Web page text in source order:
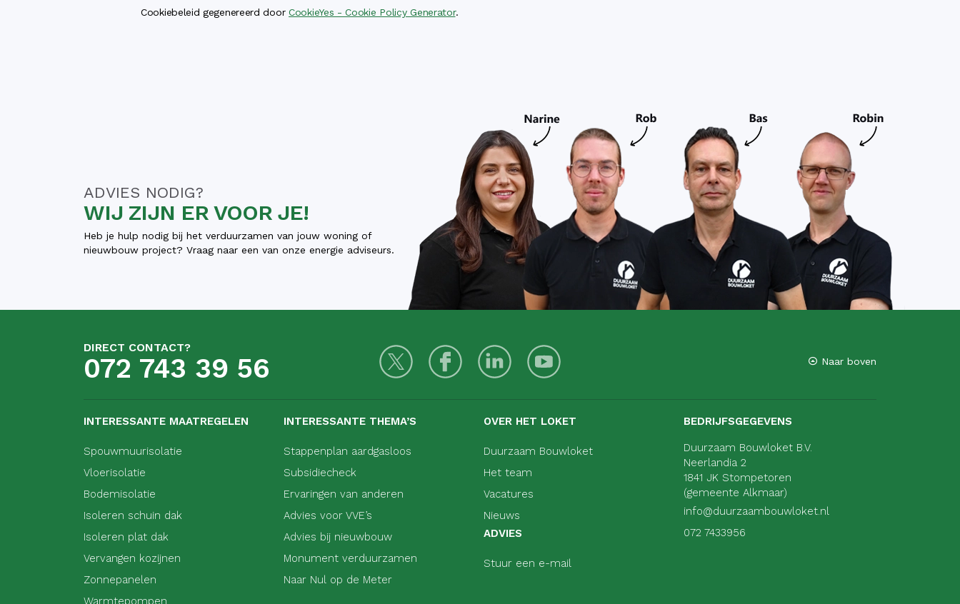
Cookiebeleid gegenereerd door CookieYes - Cookie Policy Generator.
ADVIES NODIG?
WIJ ZIJN ER VOOR JE!
Heb je hulp nodig bij het verduurzamen van jouw woning of
nieuwbouw project? Vraag naar een van onze energie adviseurs.
DIRECT CONTACT?
072 743 39 56 Naar boven
INTERESSANTE MAATREGELEN
Spouwmuurisolatie
Vloerisolatie
Bodemisolatie
Isoleren schuin dak
Isoleren plat dak
Vervangen kozijnen
Zonnepanelen
Warmtepompen
INTERESSANTE THEMA’S
Stappenplan aardgasloos
Subsidiecheck
Ervaringen van anderen
Advies voor VVE’s
Advies bij nieuwbouw
Monument verduurzamen
Naar Nul op de Meter
OVER HET LOKET
Duurzaam Bouwloket
Het team
Vacatures
Nieuws
ADVIES
Stuur een e-mail
BEDRIJFSGEGEVENS
Duurzaam Bouwloket B.V.
Neerlandia 2
1841 JK Stompetoren
(gemeente Alkmaar)
info@duurzaambouwloket.nl
072 7433956